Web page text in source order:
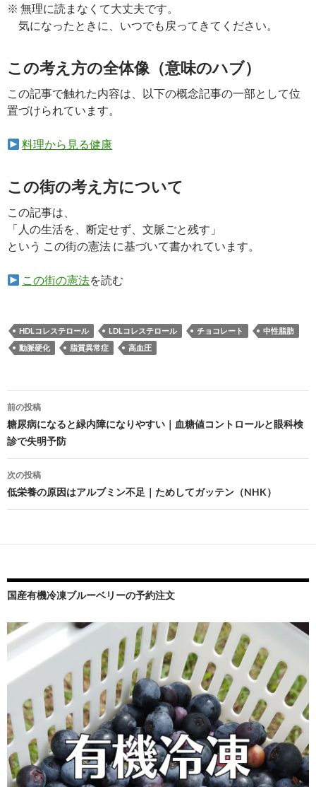
※ 無理に読まなくて大丈夫です。
気になったときに、いつでも戻ってきてください。
この考え方の全体像（意味のハブ）
この記事で触れた内容は、以下の概念記事の一部として位
置づけられています。
料理から見る健康
この街の考え方について
この記事は、
「人の生活を、断定せず、文脈ごと残す」
という この街の憲法 に基づいて書かれています。
この街の憲法を読む
HDLコレステロール LDLコレステロール チョコレート
中性脂肪
動脈硬化
脂質異常症 高血圧
投
稿
ナ
ビ
ゲ
シ
ョ
ン
前の投稿
糖尿病になると緑内障になりやすい｜血糖値コントロールと眼科検
診で失明予防
次の投稿
低栄養の原因はアルブミン不足｜ためしてガッテン（NHK）
国産有機冷凍ブルーベリーの予約注文